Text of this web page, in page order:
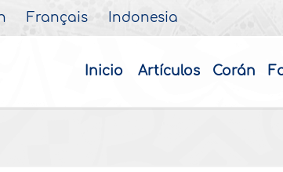
Français Indonesia
Inicio Artículos Corán